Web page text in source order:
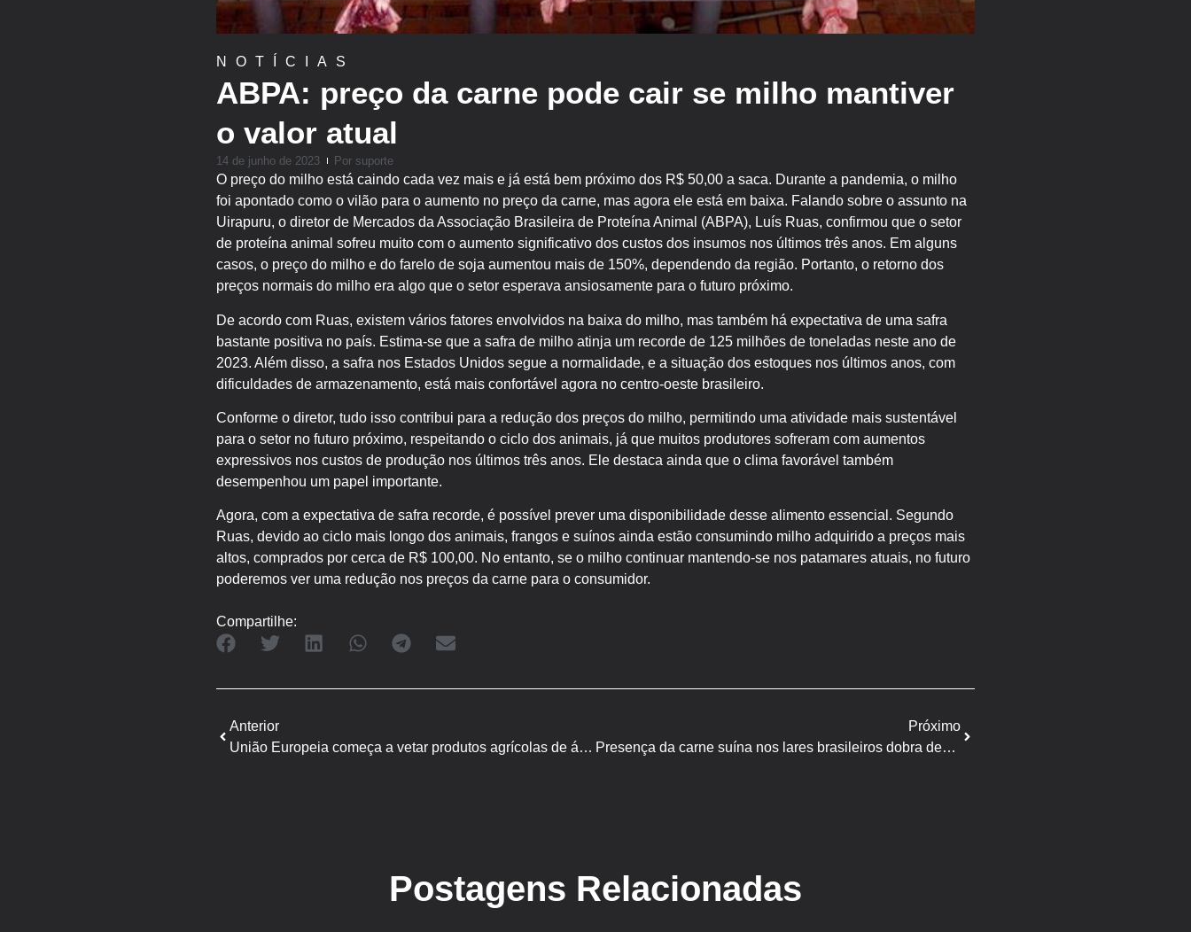
NOTÍCIAS
ABPA: preço da carne pode cair se milho mantiver
o valor atual
14 de junho de 2023 Por suporte
O preço do milho está caindo cada vez mais e já está bem próximo dos R$ 50,00 a saca. Durante a pandemia, o milho
foi apontado como o vilão para o aumento no preço da carne, mas agora ele está em baixa. Falando sobre o assunto na
Uirapuru, o diretor de Mercados da Associação Brasileira de Proteína Animal (ABPA), Luís Ruas, confirmou que o setor
de proteína animal sofreu muito com o aumento significativo dos custos dos insumos nos últimos três anos. Em alguns
casos, o preço do milho e do farelo de soja aumentou mais de 150%, dependendo da região. Portanto, o retorno dos
preços normais do milho era algo que o setor esperava ansiosamente para o futuro próximo.
De acordo com Ruas, existem vários fatores envolvidos na baixa do milho, mas também há expectativa de uma safra
bastante positiva no país. Estima-se que a safra de milho atinja um recorde de 125 milhões de toneladas neste ano de
2023. Além disso, a safra nos Estados Unidos segue a normalidade, e a situação dos estoques nos últimos anos, com
dificuldades de armazenamento, está mais confortável agora no centro-oeste brasileiro.
Conforme o diretor, tudo isso contribui para a redução dos preços do milho, permitindo uma atividade mais sustentável
para o setor no futuro próximo, respeitando o ciclo dos animais, já que muitos produtores sofreram com aumentos
expressivos nos custos de produção nos últimos três anos. Ele destaca ainda que o clima favorável também
desempenhou um papel importante.
Agora, com a expectativa de safra recorde, é possível prever uma disponibilidade desse alimento essencial. Segundo
Ruas, devido ao ciclo mais longo dos animais, frangos e suínos ainda estão consumindo milho adquirido a preços mais
altos, comprados por cerca de R$ 100,00. No entanto, se o milho continuar mantendo-se nos patamares atuais, no futuro
poderemos ver uma redução nos preços da carne para o consumidor.
Compartilhe:
Anterior
União Europeia começa a vetar produtos agrícolas de áreas desmatadas em 2025
Próximo
Presença da carne suína nos lares brasileiros dobra desde 2021
Postagens Relacionadas